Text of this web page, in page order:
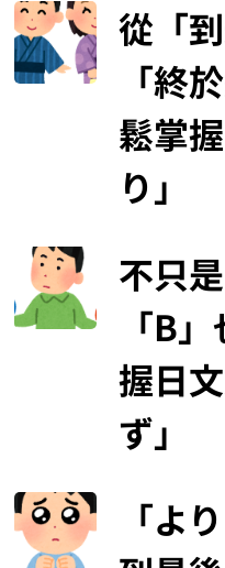
從「
「終
鬆掌
り」
不只
「B
握日
ず」
「よ